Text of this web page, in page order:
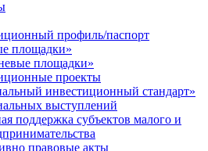
профиль/паспорт
площадки»
площадки»
проекты
инвестиционный стандарт»
выступлений
поддержка субъектов малого и
правовые акты